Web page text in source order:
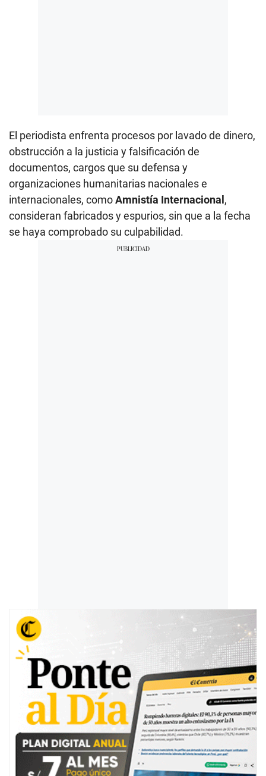
El periodista enfrenta procesos por lavado de dinero,
obstrucción a la justicia y falsificación de
documentos, cargos que su defensa y
organizaciones humanitarias nacionales e
internacionales, comoAmnistía Internacional,
consideran fabricados y espurios, sin que a la fecha
se haya comprobado su culpabilidad.